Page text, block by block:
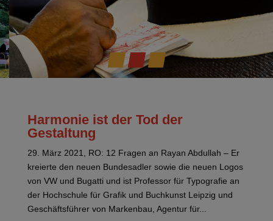
Harmonie ist der Tod der
Gestaltung
29. März 2021, RO: 12 Fragen an Rayan Abdullah – Er
kreierte den neuen Bundesadler sowie die neuen Logos
von VW und Bugatti und ist Professor für Typografie an
der Hochschule für Grafik und Buchkunst Leipzig und
Geschäftsführer von Markenbau, Agentur für...